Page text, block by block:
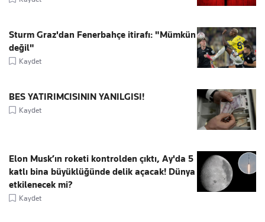
Sturm Graz'dan Fenerbahçe itirafı: "Mümkün
değil"
Kaydet
BES YATIRIMCISININ YANILGISI!
Kaydet
Elon Musk’ın roketi kontrolden çıktı, Ay'da 5
katlı bina büyüklüğünde delik açacak! Dünya
etkilenecek mi?
Kaydet